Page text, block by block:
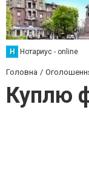
Н Нотариус - online
Головна
Куплю